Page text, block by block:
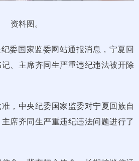
资料图。
委国家监委网站通报消息，宁夏回
、主席齐同生严重违纪违法被开除
，中央纪委国家监委对宁夏回族自
席齐同生严重违纪违法问题进行了